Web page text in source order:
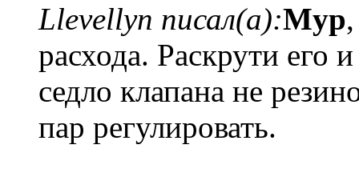
Llevellyn писал(а):Myp
расхода. Раскрути его
седло клапана не
пар регулировать.